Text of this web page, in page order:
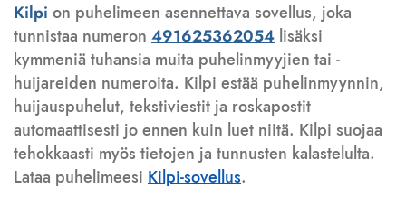
Kilpi on puhelimeen asennettava sovellus, joka
tunnistaa numeron 491625362054 lisäksi
kymmeniä tuhansia muita puhelinmyyjien tai -
huijareiden numeroita. Kilpi estää puhelinmyynnin,
huijauspuhelut, tekstiviestit ja roskapostit
automaattisesti jo ennen kuin luet niitä. Kilpi suojaa
tehokkaasti myös tietojen ja tunnusten kalastelulta.
Lataa puhelimeesi Kilpi-sovellus.